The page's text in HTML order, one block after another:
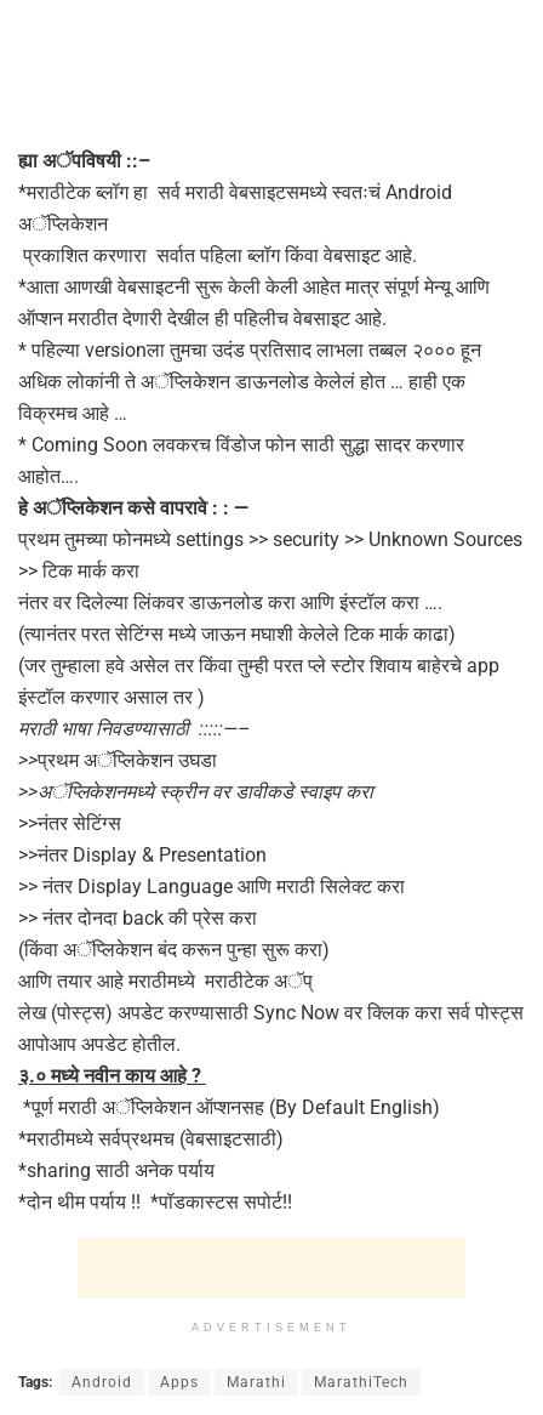
ह्या अॅपविषयी ::–
*मराठीटेक ब्लॉग हा सर्व मराठी वेबसाइटसमध्ये स्वतःचं Android
अॅप्लिकेशन
प्रकाशित करणारा सर्वात पहिला ब्लॉग किंवा वेबसाइट आहे.
*आता आणखी वेबसाइटनी सुरू केली केली आहेत मात्र संपूर्ण मेन्यू आणि
ऑप्शन मराठीत देणारी देखील ही पहिलीच वेबसाइट आहे.
* पहिल्या versionला तुमचा उदंड प्रतिसाद लाभला तब्बल २००० हून
अधिक लोकांनी ते अॅप्लिकेशन डाऊनलोड केलेलं होत … हाही एक
विक्रमच आहे …
* Coming Soon लवकरच विंडोज फोन साठी सुद्धा सादर करणार
आहोत….
हे अॅप्लिकेशन कसे वापरावे : : —
प्रथम तुमच्या फोनमध्ये settings >> security >> Unknown Sources
>> टिक मार्क करा
नंतर वर दिलेल्या लिंकवर डाऊनलोड करा आणि इंस्टॉल करा ….
(त्यानंतर परत सेटिंग्स मध्ये जाऊन मघाशी केलेले टिक मार्क काढा)
(जर तुम्हाला हवे असेल तर किंवा तुम्ही परत प्ले स्टोर शिवाय बाहेरचे app
इंस्टॉल करणार असाल तर )
मराठी भाषा निवडण्यासाठी :::::—–
>>प्रथम अॅप्लिकेशन उघडा
>>अॅप्लिकेशनमध्ये स्क्रीन वर डावीकडे स्वाइप करा
>>नंतर सेटिंग्स
>>नंतर Display & Presentation
>> नंतर Display Language आणि मराठी सिलेक्ट करा
>> नंतर दोनदा back की प्रेस करा
(किंवा अॅप्लिकेशन बंद करून पुन्हा सुरू करा)
आणि तयार आहे मराठीमध्ये मराठीटेक अॅप्
लेख (पोस्ट्स) अपडेट करण्यासाठी Sync Now वर क्लिक करा सर्व पोस्ट्स
आपोआप अपडेट होतील.
३.० मध्ये नवीन काय आहे ?
*पूर्ण मराठी अॅप्लिकेशन ऑप्शनसह (By Default English)
*मराठीमध्ये सर्वप्रथमच (वेबसाइटसाठी)
*sharing साठी अनेक पर्याय
*दोन थीम पर्याय !! *पॉडकास्टस सपोर्ट!!
ADVERTISEMENT
Tags: Android Apps Marathi MarathiTech